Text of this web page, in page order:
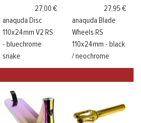
27,00 €
anaquda Disc
110x24mm V2 RS
- bluechrome
snake
27,95 €
anaquda Blade
Wheels RS
110x24mm - black
/ neochrome